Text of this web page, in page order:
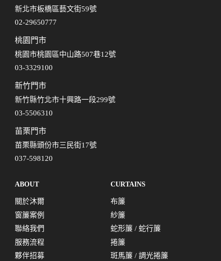
新北市板橋區藝文街59號
02-29650777
桃園門市
桃園市桃園區中山路507巷12號
03-3329100
新竹門市
新竹縣竹北市十興路一段299號
03-5506310
苗栗門市
苗栗縣頭份市三民街17號
037-598120
ABOUT
關於沐爾
窗簾案例
聯絡我們
服務流程
夥伴招募
CURTAINS
布簾
紗簾
蛇形簾 / 蛇行簾
捲簾
斑馬簾 / 調光捲簾